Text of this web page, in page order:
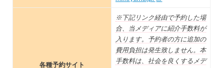
各種予約サイト
※下記リンク経由で予約した場
合、当メディアに紹介手数料が
入ります。予約者の方に追加の
費用負担は発生致しません。本
手数料は、社会を良くするメデ